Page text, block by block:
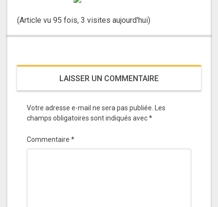
(Article vu 95 fois, 3 visites aujourd'hui)
LAISSER UN COMMENTAIRE
Votre adresse e-mail ne sera pas publiée. Les
champs obligatoires sont indiqués avec*
Commentaire *